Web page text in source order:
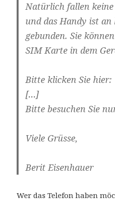
Natürlich fallen
und das Handy ist
gebunden. Sie
SIM Karte in dem
Bitte klicken Sie hier:
[…]
Bitte besuchen Sie
Viele Grüsse,
Berit Eisenhauer
Wer das Telefon haben